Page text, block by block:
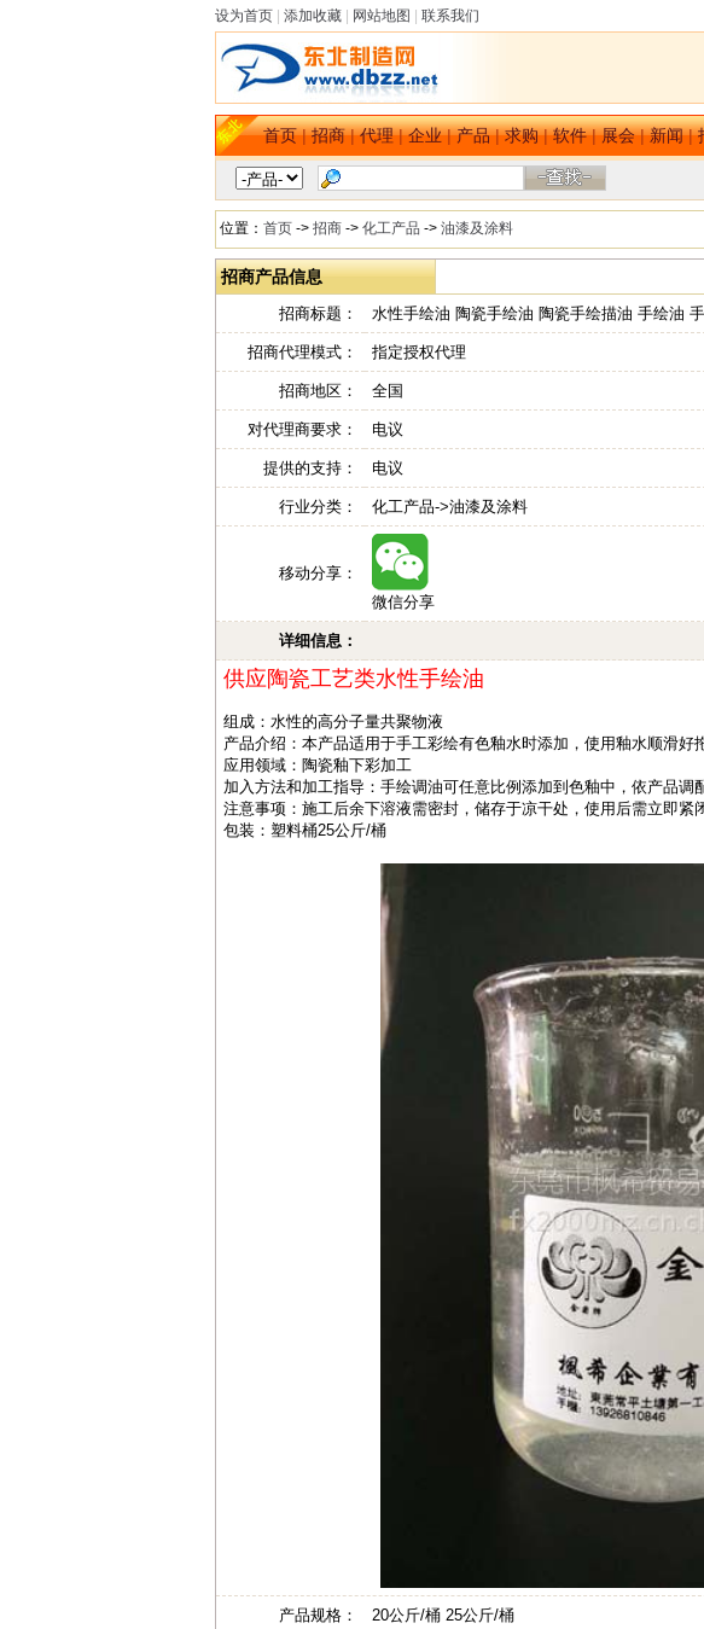
设为首页 添加收藏 网站地图 联系我们
首页|招商|代理|企业|产品|求购|软件|展会|新闻|
位置： 首页 -> 招商 -> 化工产品 -> 油漆及涂料
招商产品信息
招商标题： 水性手绘油 陶瓷手绘油 陶瓷手绘描油 手绘油
招商代理模式： 指定授权代理
招商地区： 全国
对代理商要求： 电议
提供的支持： 电议
行业分类： 化工产品->油漆及涂料
移动分享：
微信分享
详细信息：
供应陶瓷工艺类水性手绘油
组成：水性的高分子量共聚物液
产品介绍：本产品适用于手工彩绘有色釉水时添加，使用釉水顺滑好
应用领域：陶瓷釉下彩加工
加入方法和加工指导：手绘调油可任意比例添加到色釉中，依产品调
注意事项：施工后余下溶液需密封，储存于凉干处，使用后需立即紧
包装：塑料桶25公斤/桶
产品规格： 20公斤/桶 25公斤/桶